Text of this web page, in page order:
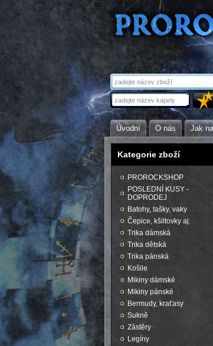
Úvodní O nás Jak
Kategorie zboží
PROROCKSHOP
POSLEDNÍ KUSY -
DOPRODEJ
Batohy, tašky, vaky
Čepice, kšiltovky aj.
Trika dámská
Trika dětská
Trika pánská
Košile
Mikiny dámské
Mikiny pánské
Bermudy, kraťasy
Sukně
Zástěry
Legíny